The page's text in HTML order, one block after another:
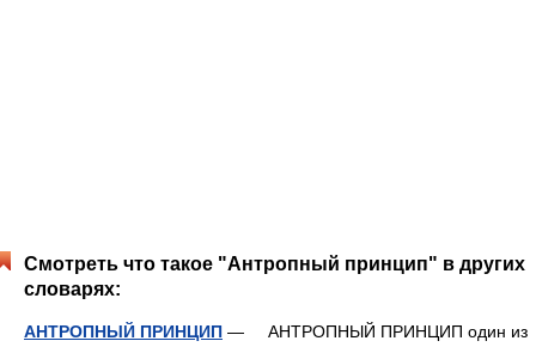
Смотреть что такое "Антропный принцип" в других
словарях:
АНТРОПНЫЙ ПРИНЦИП — АНТРОПНЫЙ ПРИНЦИП один из